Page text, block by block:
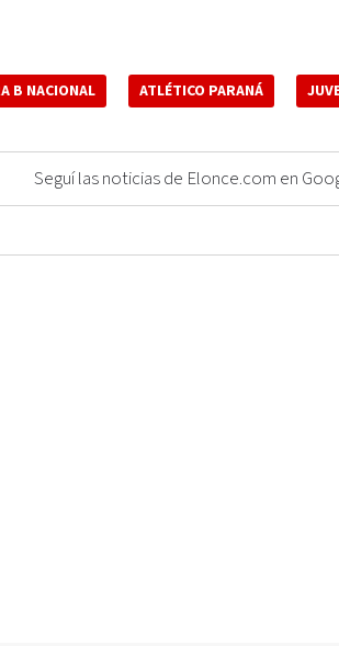
B NACIONAL ATLÉTICO PARANÁ
Seguí las noticias de Elonce.com en